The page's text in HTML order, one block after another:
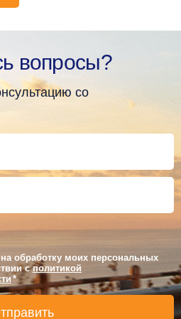
вопросы?
со
обработку моих персональных
сполитикой
*